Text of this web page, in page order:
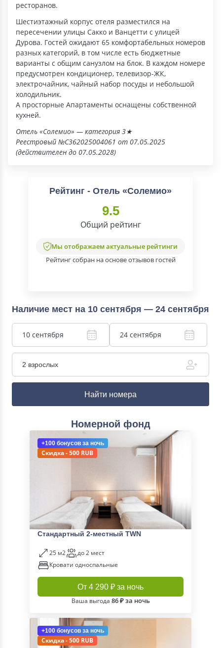
ресторанов.
Шестиэтажный корпус отеля разместился на
пересечении улицы Сакко и Ванцетти с улицей
Дурова. Гостей ожидают 65 комфортабельных номеров
разных категорий, в том числе есть бюджетные
варианты с общим санузлом на блок. В каждом номере
предусмотрен кондиционер, телевизор-ЖК,
электрочайник, чайный набор посуды и небольшой
холодильник.
А просторные Апартаменты оснащены собственной
кухней.
Отель «Солемио» — категория 3★
Реестровый №С362025004061 от 07.05.2025
(действителен до 07.05.2028)
Рейтинг - Отель «Солемио»
9.5
Общий рейтинг
Мы отображаем актуальные рейтинги
Рейтинг собран на основе отзывов гостей
Наличие мест на 10 сентября — 24 сентября
10 сентября 24 сентября
2 взрослых
Найти номера
Номерной фонд
+100 бонусов за ночь
Скидка - 500 RUB
Стандартный 2-местный TWN
25 м2
до 2 мест
Кровати односпальные
От 4 290 ₽ за ночь
Ваша выгода 86 ₽ за ночь
+100 бонусов за ночь
Скидка - 500 RUB